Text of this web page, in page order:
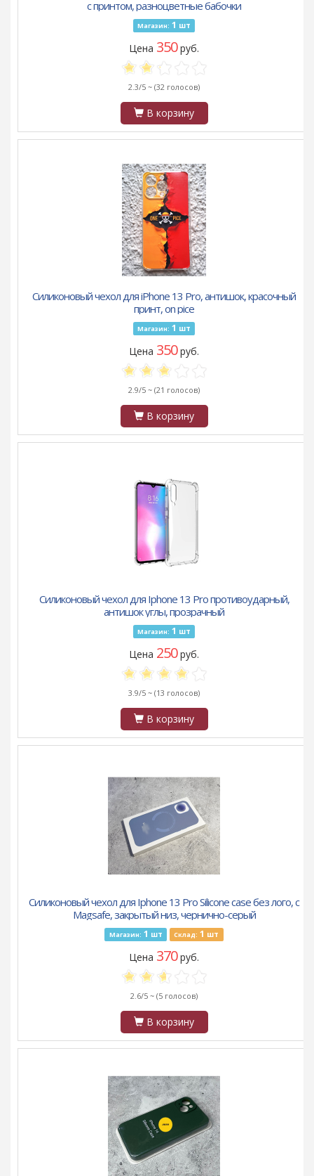
с принтом, разноцветные бабочки
Магазин: 1 шт
Цена 350руб.
2.3/5 ~ (32 голосов)
В корзину
Силиконовый чехол для iPhone 13 Pro, антишок, красочный
принт, on pice
Магазин: 1 шт
Цена 350руб.
2.9/5 ~ (21 голосов)
В корзину
Силиконовый чехол для Iphone 13 Pro противоударный,
антишок углы, прозрачный
Магазин: 1 шт
Цена 250руб.
3.9/5 ~ (13 голосов)
В корзину
Силиконовый чехол для Iphone 13 Pro Silicone case без лого, с
Magsafe, закрытый низ, чернично-серый
Магазин: 1 шт Склад: 1 шт
Цена 370руб.
2.6/5 ~ (5 голосов)
В корзину